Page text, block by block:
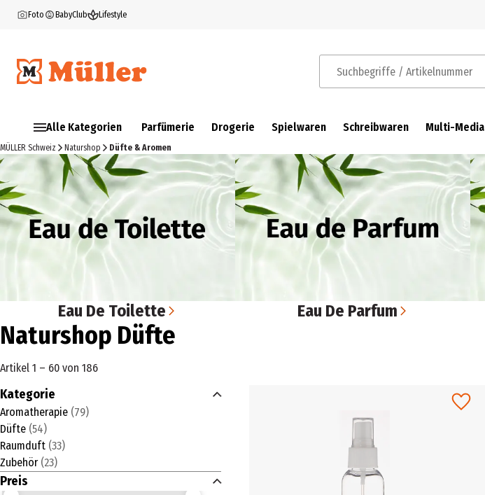
Foto BabyClub Lifestyle
Suchbegriffe / Artikelnummer
Alle Kategorien Parfümerie Drogerie Spielwaren Schreibwaren Multi-Media
MÜLLER Schweiz Naturshop Düfte & Aromen
Eau De Toilette Eau De Parfum
Naturshop Düfte
Artikel 1 – 60 von 186
Kategorie
Aromatherapie (79)
Düfte (54)
Raumduft (33)
Zubehör (23)
Preis